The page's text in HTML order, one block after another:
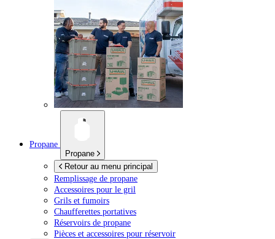
Propane
Propane
Retour au menu principal
Remplissage de propane
Accessoires pour le gril
Grils et fumoirs
Chaufferettes portatives
Réservoirs de propane
Pièces et accessoires pour réservoir